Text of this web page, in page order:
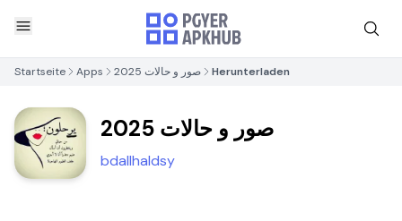
Startseite Apps صور و حالات 2025 Herunterladen
صور و حالات 2025
bdallhaldsy